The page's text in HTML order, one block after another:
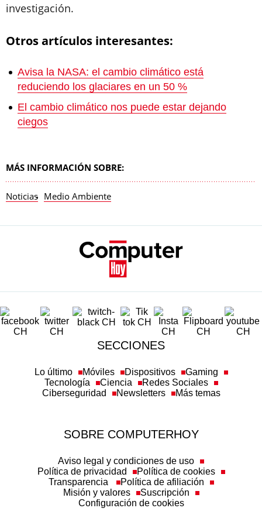
investigación.
Otros artículos interesantes:
Avisa la NASA: el cambio climático está
reduciendo los glaciares en un 50 %
El cambio climático nos puede estar dejando
ciegos
MÁS INFORMACIÓN SOBRE:
Noticias Medio Ambiente
SECCIONES
Lo último Móviles Dispositivos
Gaming
Tecnología
Ciencia
Redes Sociales
Ciberseguridad
Newsletters Más temas
SOBRE COMPUTERHOY
Aviso legal y condiciones de uso
Política de privacidad
Política de cookies
Transparencia
Política de afiliación
Misión y valores
Suscripción
Configuración de cookies